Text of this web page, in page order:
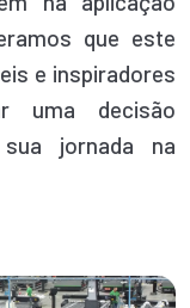
que este
e inspiradores
uma decisão
jornada na